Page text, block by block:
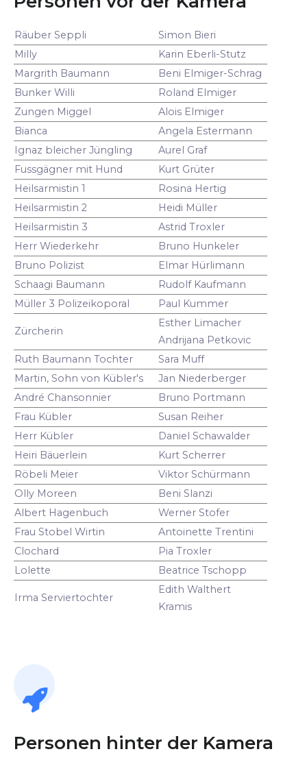
Räuber Seppli
Simon Bieri
Milly
Karin Eberli-Stutz
Margrith Baumann
Beni Elmiger-Schrag
Bunker Willi
Roland Elmiger
Zungen Miggel
Alois Elmiger
Bianca
Angela Estermann
Ignaz bleicher Jüngling
Aurel Graf
Fussgägner mit Hund
Kurt Grüter
Heilsarmistin 1
Rosina Hertig
Heilsarmistin 2
Heidi Müller
Heilsarmistin 3
Astrid Troxler
Herr Wiederkehr
Bruno Hunkeler
Bruno Polizist
Elmar Hürlimann
Schaagi Baumann
Rudolf Kaufmann
Müller 3 Polizeikoporal
Paul Kummer
Zürcherin
Esther Limacher
Andrijana Petkovic
Ruth Baumann Tochter
Sara Muff
Martin, Sohn von Kübler's
Jan Niederberger
André Chansonnier
Bruno Portmann
Frau Kübler
Susan Reiher
Herr Kübler
Daniel Schawalder
Heiri Bäuerlein
Kurt Scherrer
Röbeli Meier
Viktor Schürmann
Olly Moreen
Beni Slanzi
Albert Hagenbuch
Werner Stofer
Frau Stobel Wirtin
Antoinette Trentini
Clochard
Pia Troxler
Lolette
Beatrice Tschopp
Irma Serviertochter
Edith Walthert
Kramis
Personen hinter der Kamera